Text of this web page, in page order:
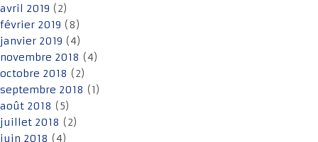
avril 2019 (2)
février 2019 (8)
janvier 2019 (4)
novembre 2018 (4)
octobre 2018 (2)
septembre 2018 (1)
août 2018 (5)
juillet 2018 (2)
juin 2018 (4)